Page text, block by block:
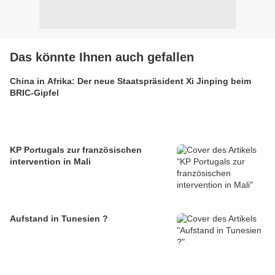
Das könnte Ihnen auch gefallen
China in Afrika: Der neue Staatspräsident Xi Jinping beim
BRIC-Gipfel
KP Portugals zur französischen
intervention in Mali
Aufstand in Tunesien ?